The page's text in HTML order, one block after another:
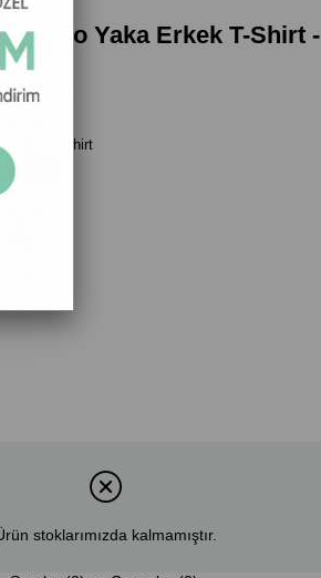
Polo Yaka Erkek T-Shirt -
Erkek T-Shirt
stoklarımızda kalmamıştır.